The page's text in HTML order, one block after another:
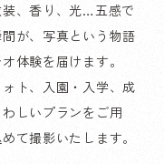
、香り、光…五感で
が、写真という物語
体験を届けます。
ト、入園・入学、成
しいプランをご用
て撮影いたします。